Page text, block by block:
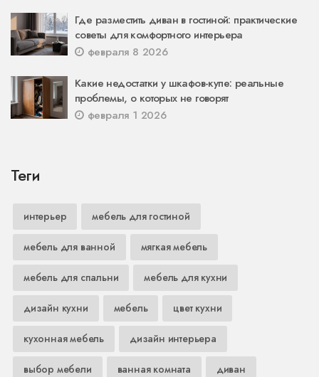
Где разместить диван в гостиной: практические
советы для комфортного интерьера
февраля 8 2026
Какие недостатки у шкафов-купе: реальные
проблемы, о которых не говорят
февраля 1 2026
Теги
интерьер мебель для гостиной
мебель для ванной мягкая мебель
мебель для спальни мебель для кухни
дизайн кухни мебель цвет кухни
кухонная мебель дизайн интерьера
выбор мебели ванная комната диван